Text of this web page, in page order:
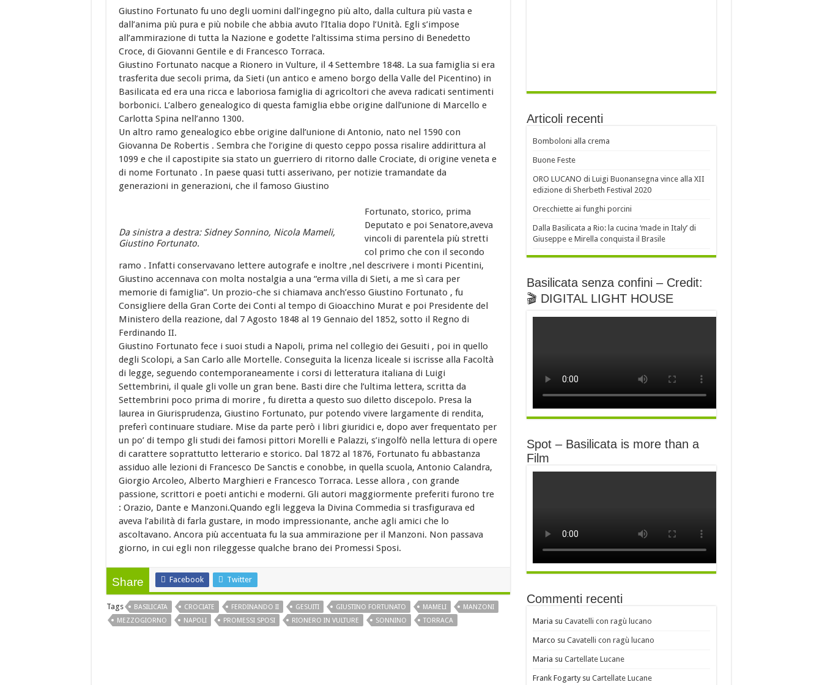
Giustino Fortunato fu uno degli uomini dall’ingegno più alto, dalla cultura più vasta e
dall’anima più pura e più nobile che abbia avuto l’Italia dopo l’Unità. Egli s’impose
all’ammirazione di tutta la Nazione e godette l’altissima stima persino di Benedetto
Croce, di Giovanni Gentile e di Francesco Torraca.
Giustino Fortunato nacque a Rionero in Vulture, il 4 Settembre 1848. La sua famiglia si era
trasferita due secoli prima, da Sieti (un antico e ameno borgo della Valle del Picentino) in
Basilicata ed era una ricca e laboriosa famiglia di agricoltori che aveva radicati sentimenti
borbonici. L’albero genealogico di questa famiglia ebbe origine dall’unione di Marcello e
Carlotta Spina nell’anno 1300.
Un altro ramo genealogico ebbe origine dall’unione di Antonio, nato nel 1590 con
Giovanna De Robertis . Sembra che l’origine di questo ceppo possa risalire addirittura al
1099 e che il capostipite sia stato un guerriero di ritorno dalle Crociate, di origine veneta e
di nome Fortunato . In paese quasi tutti asserivano, per notizie tramandate da
generazioni in generazioni, che il famoso Giustino
Da sinistra a destra: Sidney Sonnino, Nicola Mameli,
Giustino Fortunato.
Fortunato, storico, prima
Deputato e poi Senatore,aveva
vincoli di parentela più stretti
col primo che con il secondo
ramo . Infatti conservavano lettere autografe e inoltre ,nel descrivere i monti Picentini,
Giustino accennava con molta nostalgia a una “erma villa di Sieti, a me sì cara per
memorie di famiglia”. Un prozio-che si chiamava anch’esso Giustino Fortunato , fu
Consigliere della Gran Corte dei Conti al tempo di Gioacchino Murat e poi Presidente del
Ministero della reazione, dal 7 Agosto 1848 al 19 Gennaio del 1852, sotto il Regno di
Ferdinando II.
Giustino Fortunato fece i suoi studi a Napoli, prima nel collegio dei Gesuiti , poi in quello
degli Scolopi, a San Carlo alle Mortelle. Conseguita la licenza liceale si iscrisse alla Facoltà
di legge, seguendo contemporaneamente i corsi di letteratura italiana di Luigi
Settembrini, il quale gli volle un gran bene. Basti dire che l’ultima lettera, scritta da
Settembrini poco prima di morire , fu diretta a questo suo diletto discepolo. Presa la
laurea in Giurisprudenza, Giustino Fortunato, pur potendo vivere largamente di rendita,
preferì continuare studiare. Mise da parte però i libri giuridici e, dopo aver frequentato per
un po’ di tempo gli studi dei famosi pittori Morelli e Palazzi, s’ingolfò nella lettura di opere
di carattere soprattutto letterario e storico. Dal 1872 al 1876, Fortunato fu abbastanza
assiduo alle lezioni di Francesco De Sanctis e conobbe, in quella scuola, Antonio Calandra,
Giorgio Arcoleo, Alberto Marghieri e Francesco Torraca. Lesse allora , con grande
passione, scrittori e poeti antichi e moderni. Gli autori maggiormente preferiti furono tre
: Orazio, Dante e Manzoni.Quando egli leggeva la Divina Commedia si trasfigurava ed
aveva l’abilità di farla gustare, in modo impressionante, anche agli amici che lo
ascoltavano. Ancora più accentuata fu la sua ammirazione per il Manzoni. Non passava
giorno, in cui egli non rileggesse qualche brano dei Promessi Sposi.
Share Facebook Twitter
Tags BASILICATA CROCIATE FERDINANDO II GESUITI GIUSTINO FORTUNATO MAMELI
MANZONI
MEZZOGIORNO
NAPOLI PROMESSI SPOSI RIONERO IN VULTURE SONNINO TORRACA
Articoli recenti
Bomboloni alla crema
Buone Feste
ORO LUCANO di Luigi Buonansegna vince alla XII
edizione di Sherbeth Festival 2020
Orecchiette ai funghi porcini
Dalla Basilicata a Rio: la cucina ‘made in Italy’ di
Giuseppe e Mirella conquista il Brasile
Basilicata senza confini – Credit:
🎬 DIGITAL LIGHT HOUSE
Spot – Basilicata is more than a
Film
Commenti recenti
Maria su Cavatelli con ragù lucano
Marco su Cavatelli con ragù lucano
Maria su Cartellate Lucane
Frank Fogartysu Cartellate Lucane